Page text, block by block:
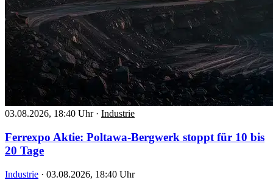
03.08.2026, 18:40 Uhr · Industrie
Ferrexpo Aktie: Poltawa-Bergwerk stoppt für 10 bis
20 Tage
Industrie · 03.08.2026, 18:40 Uhr